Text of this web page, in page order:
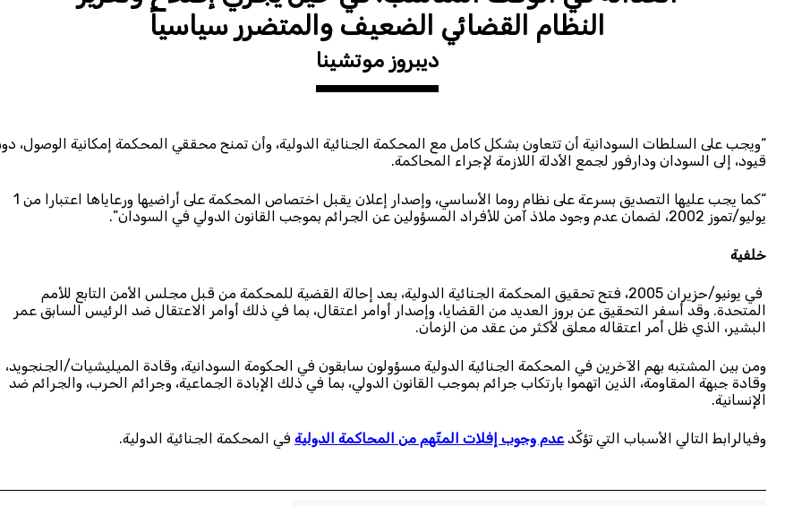
النظام القضائي الضعيف والمتضرر سياسياً
ديبروز موتشينا
“ويجب على السلطات السودانية أن تتعاون بشكل كامل مع المحكمة الجنائية الدولية، وأن تمنح محققي المحكمة إمكانية الوصول،
قيود، إلى السودان ودارفور لجمع الأدلة اللازمة لإجراء المحاكمة.
“كما يجب عليها التصديق بسرعة على نظام روما الأساسي، وإصدار إعلان يقبل اختصاص المحكمة على أراضيها ورعاياها اعتبارا من 1
يوليو/تموز 2002، لضمان عدم وجود ملاذ آمن للأفراد المسؤولين عن الجرائم بموجب القانون الدولي في السودان”.
خلفية
في يونيو/حزيران 2005، فتح تحقيق المحكمة الجنائية الدولية، بعد إحالة القضية للمحكمة من قبل مجلس الأمن التابع للأمم
المتحدة. وقد أسفر التحقيق عن بروز العديد من القضايا، وإصدار أوامر اعتقال، بما في ذلك أوامر الاعتقال ضد الرئيس السابق عمر
البشير، الذي ظل أمر اعتقاله معلق لأكثر من عقد من الزمان.
ومن بين المشتبه بهم الآخرين في المحكمة الجنائية الدولية مسؤولون سابقون في الحكومة السودانية، وقادة الميليشيات/الجنجويد،
وقادة جبهة المقاومة، الذين اتهموا بارتكاب جرائم بموجب القانون الدولي، بما في ذلك الإبادة الجماعية، وجرائم الحرب، والجرائم ضد
الإنسانية.
وفيالرابط التالي الأسباب التي تؤكّدعدم وجوب إفلات المتّهم من المحاكمة الدولية في المحكمة الجنائية الدولية.